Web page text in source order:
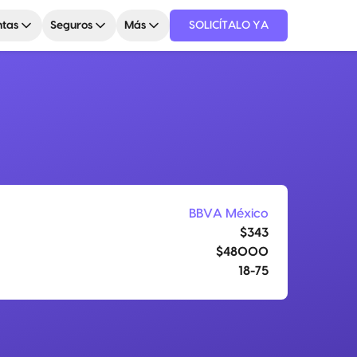
Seguros Más SOLICÍTALO YA
BBVA México
$343
$48000
18-75